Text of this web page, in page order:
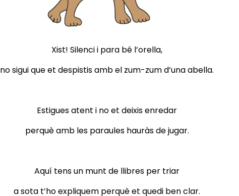
Xist! Silenci i para bé l’orella,
no sigui que et despistis amb el zum-zum d’una abella.
Estigues atent i no et deixis enredar
perquè amb les paraules hauràs de jugar.
Aquí tens un munt de llibres per triar
a sota t’ho expliquem perquè et quedi ben clar.